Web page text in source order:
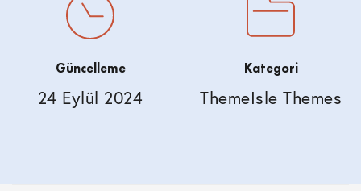
Güncelleme
24 Eylül 2024
Kategori
ThemeIsle Themes